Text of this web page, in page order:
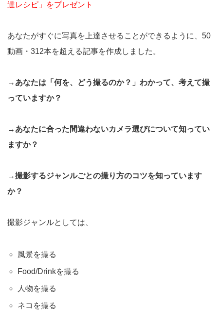
達レシピ」をプレゼント
あなたがすぐに写真を上達させることができるように、50
動画・312本を超える記事を作成しました。
→あなたは「何を、どう撮るのか？」わかって、考えて撮
っていますか？
→あなたに合った間違わないカメラ選びについて知ってい
ますか？
→撮影するジャンルごとの撮り方のコツを知っています
か？
撮影ジャンルとしては、
風景を撮る
Food/Drinkを撮る
人物を撮る
ネコを撮る